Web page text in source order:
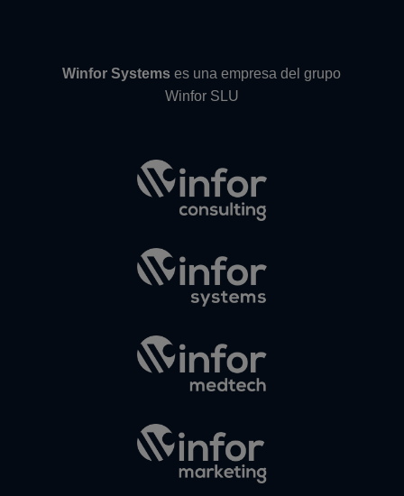
Winfor Systems es una empresa del grupo
Winfor SLU